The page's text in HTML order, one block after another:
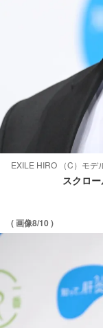
EXILE HIRO （C）モデ
スクロ
( 画像8/10 )